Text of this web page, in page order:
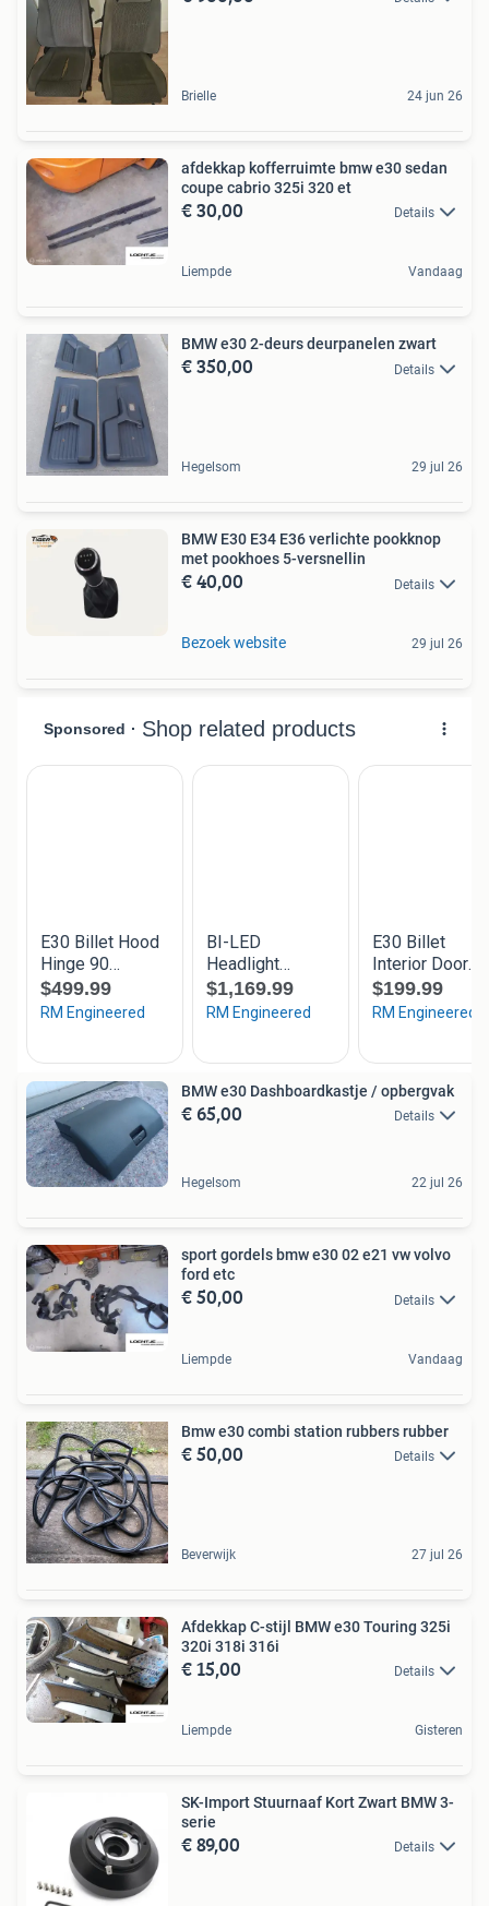
Brielle 24 jun 26
afdekkap kofferruimte bmw e30 sedan
coupe cabrio 325i 320 et
€ 30,00 Details
Liempde Vandaag
BMW e30 2-deurs deurpanelen zwart
€ 350,00 Details
Hegelsom 29 jul 26
BMW E30 E34 E36 verlichte pookknop
met pookhoes 5-versnellin
€ 40,00 Details
Bezoek website 29 jul 26
BMW e30 Dashboardkastje / opbergvak
€ 65,00 Details
Hegelsom 22 jul 26
sport gordels bmw e30 02 e21 vw volvo
ford etc
€ 50,00 Details
Liempde Vandaag
Bmw e30 combi station rubbers rubber
€ 50,00 Details
Beverwijk 27 jul 26
Afdekkap C-stijl BMW e30 Touring 325i
320i 318i 316i
€ 15,00 Details
Liempde Gisteren
SK-Import Stuurnaaf Kort Zwart BMW 3-
serie
€ 89,00 Details